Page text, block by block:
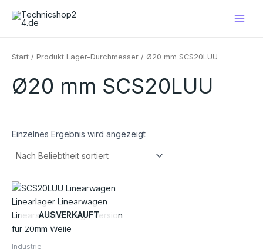
Inhalt
Start / Produkt Lager-Durchmesser / Ø20 mm SCS20LUU
Ø20 mm SCS20LUU
Einzelnes Ergebnis wird angezeigt
AUSVERKAUFT
Industrie